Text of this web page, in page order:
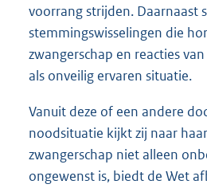
voorrang strijden. Daarnaast
stemmingswisselingen die
zwangerschap en reacties
als onveilig ervaren situatie.
Vanuit deze of een andere
noodsituatie kijkt zij naar
zwangerschap niet alleen
ongewenst is, biedt de Wet